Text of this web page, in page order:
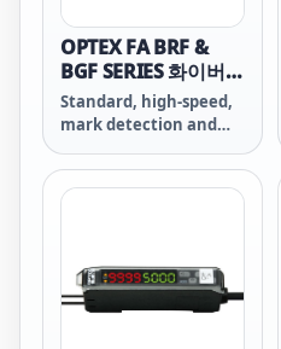
적용 FINAS 는 ILAC-MRA
협정에 가입이 되어 국내인
증KORAS,KTL등 과같이
동일하게 적용 Beamex
통합 교정 솔루션 본 교정
블록은 통합교정 솔루션에
의거 교정 및 문서화를
OPTEX FA BRF &
BGF SERIES 화이버센
서
Standard, high-speed,
mark detection and
amplifiers are available
to meet various
types are available for
all models.